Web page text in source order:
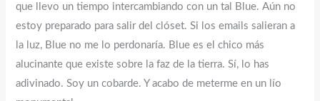
que llevo un tiempo intercambiando con un tal Blue. Aún no
estoy preparado para salir del clóset. Si los emails salieran a
la luz, Blue no me lo perdonaría. Blue es el chico más
alucinante que existe sobre la faz de la tierra. Sí, lo has
adivinado. Soy un cobarde. Y acabo de meterme en un lío